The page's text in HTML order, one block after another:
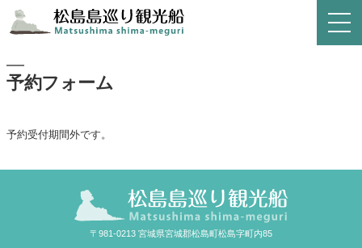
予約フォーム
予約受付期間外です。
〒981-0213 宮城県宮城郡松島町松島字町内85